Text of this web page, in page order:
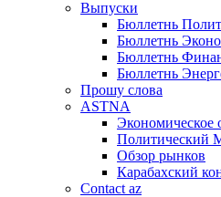
Выпуски
Бюллетнь
Бюллетнь
Бюллетнь
Бюллетнь
Прошу слова
ASTNA
Экономическое
Политический
Обзор рынков
Карабахский
Contact az